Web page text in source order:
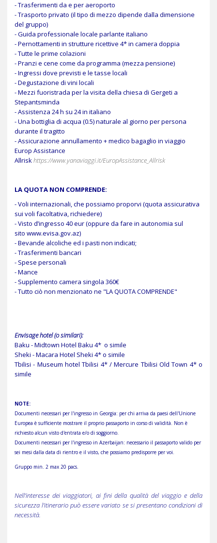
- Trasferimenti da e per aeroporto
- Trasporto privato (il tipo di mezzo dipende dalla dimensione
del gruppo)
- Guida professionale locale parlante italiano
- Pernottamenti in strutture ricettive 4* in camera doppia
- Tutte le prime colazioni
- Pranzi e cene come da programma (mezza pensione)
- Ingressi dove previsti e le tasse locali
- Degustazione di vini locali
- Mezzi fuoristrada per la visita della chiesa di Gergeti a
Stepantsminda
- Assistenza 24 h su 24 in italiano
- Una bottiglia di acqua (0.5) naturale al giorno per persona
durante il tragitto
- Assicurazione annullamento + medico bagaglio in viaggio
Europ Assistance
Allriskhttps://www.yanaviaggi.it/EuropAssistance_Allrisk
LA QUOTA NON COMPRENDE:
- Voli internazionali, che possiamo proporvi (quota assicurativa
sui voli facoltativa, richiedere)
- Visto d’ingresso 40 eur (oppure da fare in autonomia sul
sito www.evisa.gov.az)
- Bevande alcoliche ed i pasti non indicati;
- Trasferimenti bancari
- Spese personali
- Mance
- Supplemento camera singola 360€
- Tutto ciò non menzionato ne "LA QUOTA COMPRENDE"
Envisage hotel (o similari):
Baku - Midtown Hotel Baku 4* o simile
Sheki - Macara Hotel Sheki 4* o simile
Tbilisi - Museum hotel Tbilisi 4* / Mercure Tbilisi Old Town 4* o
simile
NOTE:
Documenti necessari per l'ingresso in Georgia: per chi arriva da paesi dell'Unione
Europea è sufficiente mostrare il proprio passaporto in corso di validità. Non è
richiesto alcun visto d'entrata e/o di soggiorno.
Documenti necessari per l'ingresso in Azerbaijan: necessario il passaporto valido per
sei mesi dalla data di rientro e il visto, che possiamo predisporre per voi.
Gruppo min. 2 max 20 pacs.
Nell’interesse dei viaggiatori, ai fini della qualità del viaggio e della
sicurezza l’itinerario può essere variato se si presentano condizioni di
necessità.